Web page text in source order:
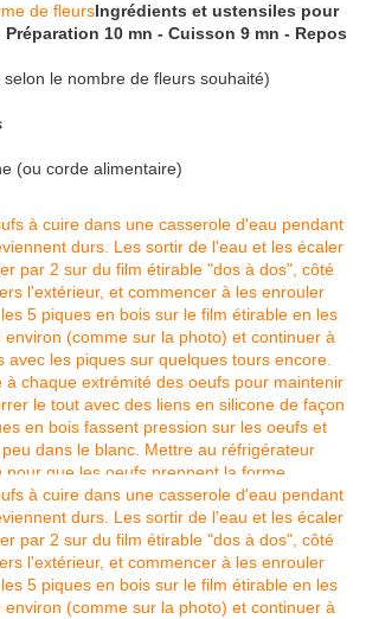
Ingrédients et ustensiles pour
10 mn - Cuisson 9 mn - Repos
le nombre de fleurs souhaité)
(ou corde alimentaire)